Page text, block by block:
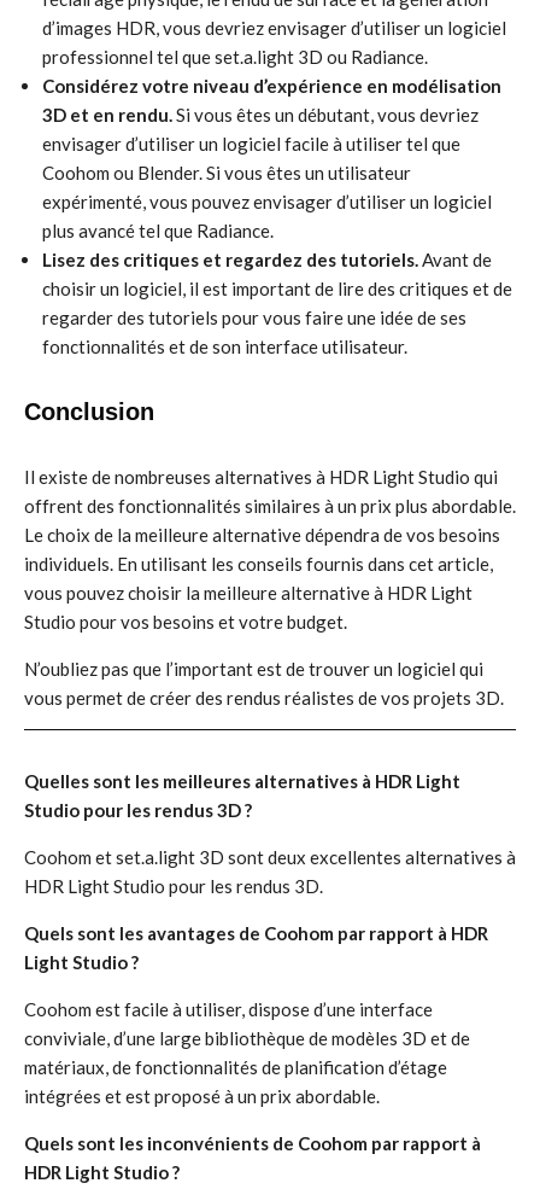
d’images HDR, vous devriez envisager d’utiliser un logiciel
professionnel tel que set.a.light 3D ou Radiance.
Considérez votre niveau d’expérience en modélisation
3D et en rendu.Si vous êtes un débutant, vous devriez
envisager d’utiliser un logiciel facile à utiliser tel que
Coohom ou Blender. Si vous êtes un utilisateur
expérimenté, vous pouvez envisager d’utiliser un logiciel
plus avancé tel que Radiance.
Lisez des critiques et regardez des tutoriels.Avant de
choisir un logiciel, il est important de lire des critiques et de
regarder des tutoriels pour vous faire une idée de ses
fonctionnalités et de son interface utilisateur.
Conclusion
Il existe de nombreuses alternatives à HDR Light Studio qui
offrent des fonctionnalités similaires à un prix plus abordable.
Le choix de la meilleure alternative dépendra de vos besoins
individuels. En utilisant les conseils fournis dans cet article,
vous pouvez choisir la meilleure alternative à HDR Light
Studio pour vos besoins et votre budget.
N’oubliez pas que l’important est de trouver un logiciel qui
vous permet de créer des rendus réalistes de vos projets 3D.
Quelles sont les meilleures alternatives à HDR Light
Studio pour les rendus 3D ?
Coohom et set.a.light 3D sont deux excellentes alternatives à
HDR Light Studio pour les rendus 3D.
Quels sont les avantages de Coohom par rapport à HDR
Light Studio ?
Coohom est facile à utiliser, dispose d’une interface
conviviale, d’une large bibliothèque de modèles 3D et de
matériaux, de fonctionnalités de planification d’étage
intégrées et est proposé à un prix abordable.
Quels sont les inconvénients de Coohom par rapport à
HDR Light Studio ?